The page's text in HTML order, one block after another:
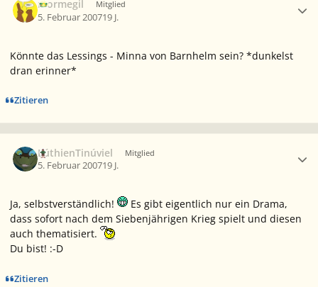
mormegil Mitglied
5. Februar 200719 J.
Könnte das Lessings - Minna von Barnhelm sein? *dunkelst
dran erinner*
Zitieren
LúthienTinúviel Mitglied
5. Februar 200719 J.
Ja, selbstverständlich!
Es gibt eigentlich nur ein Drama,
dass sofort nach dem Siebenjährigen Krieg spielt und diesen
auch thematisiert.
Du bist! :-D
Zitieren